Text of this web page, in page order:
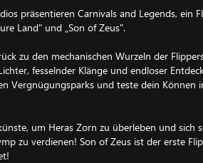
präsentieren Carnivals and Legends, ein
Land" und „Son of Zeus".
zu den mechanischen Wurzeln der
fesselnder Klänge und endloser
Vergnügungsparks und teste dein Können
um Heras Zorn zu überleben und sich
zu verdienen! Son of Zeus ist der erste